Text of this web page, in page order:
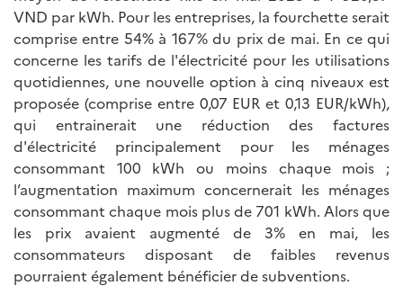
VND par kWh. Pour les entreprises, la fourchette serait
comprise entre 54% à 167% du prix de mai. En ce qui
concerne les tarifs de l'électricité pour les utilisations
quotidiennes, une nouvelle option à cinq niveaux est
proposée (comprise entre 0,07 EUR et 0,13 EUR/kWh),
qui entrainerait une réduction des factures
d'électricité principalement pour les ménages
consommant 100 kWh ou moins chaque mois ;
l’augmentation maximum concernerait les ménages
consommant chaque mois plus de 701 kWh. Alors que
les prix avaient augmenté de 3% en mai, les
consommateurs disposant de faibles revenus
pourraient également bénéficier de subventions.